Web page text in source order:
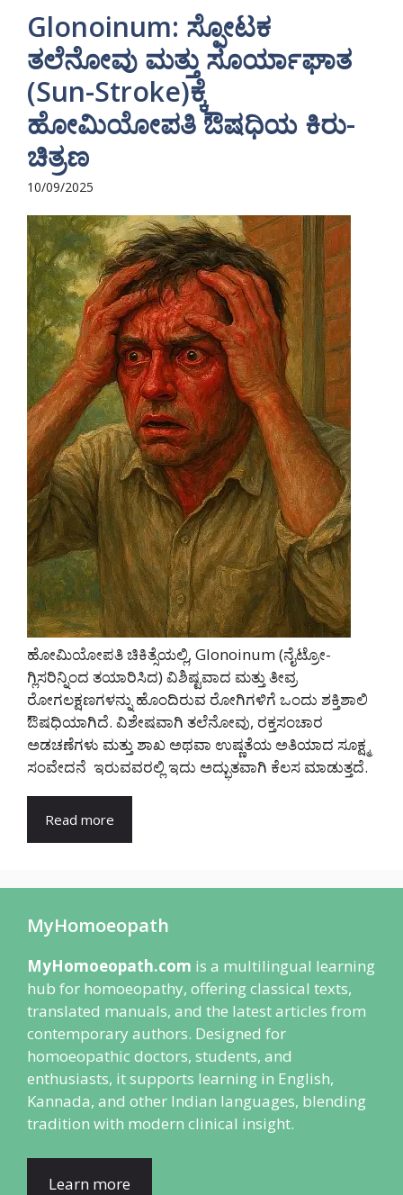
Glonoinum: ಸ್ಫೋಟಕ
ತಲೆನೋವು ಮತ್ತು ಸೂರ್ಯಾಘಾತ
(Sun-Stroke)ಕ್ಕೆ
ಹೋಮಿಯೋಪತಿ ಔಷಧಿಯ ಕಿರು-
ಚಿತ್ರಣ
10/09/2025
ಹೋಮಿಯೋಪತಿ ಚಿಕಿತ್ಸೆಯಲ್ಲಿ, Glonoinum (ನೈಟ್ರೋ-
ಗ್ಲಿಸರಿನ್ನಿಂದ ತಯಾರಿಸಿದ) ವಿಶಿಷ್ಟವಾದ ಮತ್ತು ತೀವ್ರ
ರೋಗಲಕ್ಷಣಗಳನ್ನು ಹೊಂದಿರುವ ರೋಗಿಗಳಿಗೆ ಒಂದು ಶಕ್ತಿಶಾಲಿ
ಔಷಧಿಯಾಗಿದೆ. ವಿಶೇಷವಾಗಿ ತಲೆನೋವು, ರಕ್ತಸಂಚಾರ
ಅಡಚಣೆಗಳು ಮತ್ತು ಶಾಖ ಅಥವಾ ಉಷ್ಣತೆಯ ಅತಿಯಾದ ಸೂಕ್ಷ್ಮ
ಸಂವೇದನೆ ಇರುವವರಲ್ಲಿ ಇದು ಅದ್ಭುತವಾಗಿ ಕೆಲಸ ಮಾಡುತ್ತದೆ.
Read more
MyHomoeopath
MyHomoeopath.com is a multilingual learning
hub for homoeopathy, offering classical texts,
translated manuals, and the latest articles from
contemporary authors. Designed for
homoeopathic doctors, students, and
enthusiasts, it supports learning in English,
Kannada, and other Indian languages, blending
tradition with modern clinical insight.
Learn more